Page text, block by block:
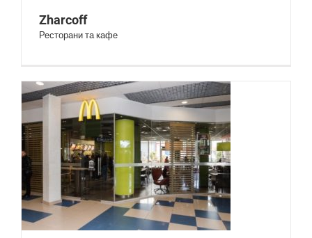
Zharcoff
Ресторани та кафе
MC Donald’s